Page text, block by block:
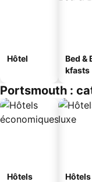
Hôtel
Bed &
kfasts
Portsmouth :
Hôtels
Hôtels